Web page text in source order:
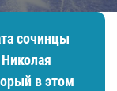
сочинцы
в этом